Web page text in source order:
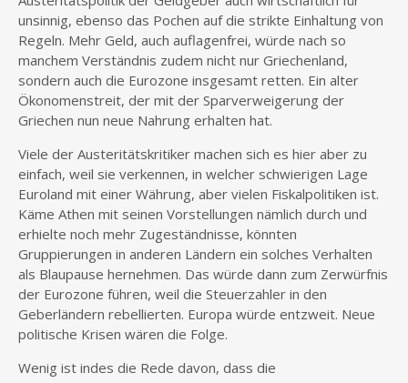
unsinnig, ebenso das Pochen auf die strikte Einhaltung von
Regeln. Mehr Geld, auch auflagenfrei, würde nach so
manchem Verständnis zudem nicht nur Griechenland,
sondern auch die Eurozone insgesamt retten. Ein alter
Ökonomenstreit, der mit der Sparverweigerung der
Griechen nun neue Nahrung erhalten hat.
Viele der Austeritätskritiker machen sich es hier aber zu
einfach, weil sie verkennen, in welcher schwierigen Lage
Euroland mit einer Währung, aber vielen Fiskalpolitiken ist.
Käme Athen mit seinen Vorstellungen nämlich durch und
erhielte noch mehr Zugeständnisse, könnten
Gruppierungen in anderen Ländern ein solches Verhalten
als Blaupause hernehmen. Das würde dann zum Zerwürfnis
der Eurozone führen, weil die Steuerzahler in den
Geberländern rebellierten. Europa würde entzweit. Neue
politische Krisen wären die Folge.
Wenig ist indes die Rede davon, dass die